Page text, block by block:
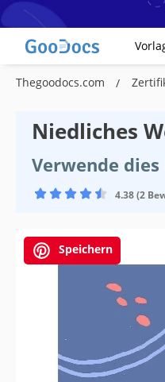
Thegoodocs.com
Niedliches
Verwende
4.38 (2
Speichern